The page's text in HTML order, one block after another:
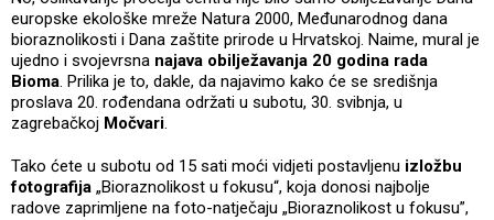
europske ekološke mreže Natura 2000, Međunarodnog dana
bioraznolikosti i Dana zaštite prirode u Hrvatskoj. Naime, mural je
ujedno i svojevrsna najava obilježavanja 20 godina rada
Bioma. Prilika je to, dakle, da najavimo kako će se središnja
proslava 20. rođendana održati u subotu, 30. svibnja, u
zagrebačkoj Močvari.
Tako ćete u subotu od 15 sati moći vidjeti postavljenu izložbu
fotografija „Bioraznolikost u fokusu“, koja donosi najbolje
radove zaprimljene na foto-natječaju „Bioraznolikost u fokusu”,